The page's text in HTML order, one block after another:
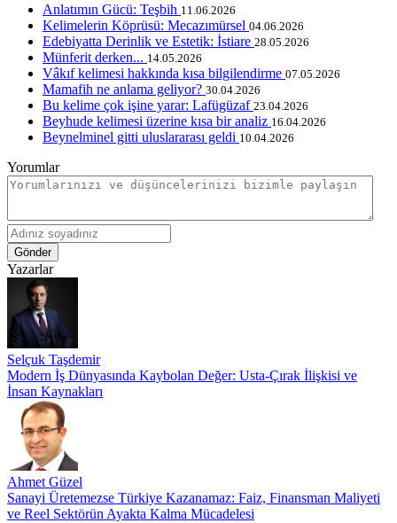
Anlatımın Gücü: Teşbih 11.06.2026
Kelimelerin Köprüsü: Mecazımürsel 04.06.2026
Edebiyatta Derinlik ve Estetik: İstiare 28.05.2026
Münferit derken... 14.05.2026
Vâkıf kelimesi hakkında kısa bilgilendirme 07.05.2026
Mamafih ne anlama geliyor? 30.04.2026
Bu kelime çok işine yarar: Lafügüzaf 23.04.2026
Beyhude kelimesi üzerine kısa bir analiz 16.04.2026
Beynelminel gitti uluslararası geldi 10.04.2026
Yorumlar
Gönder
Yazarlar
Selçuk Taşdemir
Modern İş Dünyasında Kaybolan Değer: Usta-Çırak İlişkisi ve
İnsan Kaynakları
Ahmet Güzel
Sanayi Üretemezse Türkiye Kazanamaz: Faiz, Finansman Maliyeti
ve Reel Sektörün Ayakta Kalma Mücadelesi